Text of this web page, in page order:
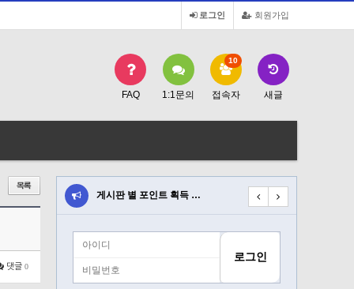
회원가입
로그인
FAQ 1:1문의 접속자
10
새글
댓글 0
획득 … 게시판 별 포인트 획득 … 게시판 별 포인트 획